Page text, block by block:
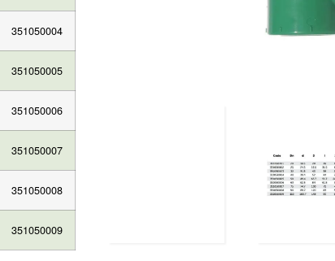
351050004
351050005
351050006
351050007
351050008
351050009